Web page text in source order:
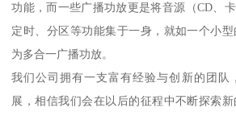
功能，而一些广播功放更是将音源（CD、卡
定时、分区等功能集于一身，就如一个小
为多合一广播功放。
我们公司拥有一支富有经验与创新的团队
展，相信我们会在以后的征程中不断探索